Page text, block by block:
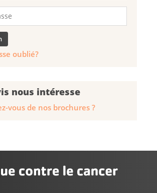
oublié?
nous intéresse
vous de nos brochures ?